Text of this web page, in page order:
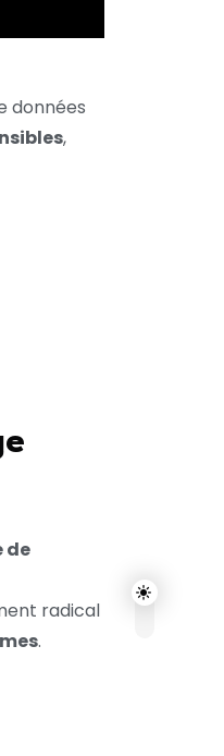
données
,
de
radical
.